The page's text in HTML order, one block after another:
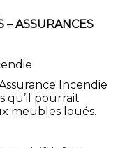
– ASSURANCES
Incendie
qu’il pourrait
meubles loués.